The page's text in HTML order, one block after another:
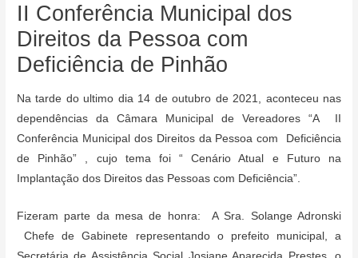
II Conferência Municipal dos
Direitos da Pessoa com
Deficiência de Pinhão
Na tarde do ultimo dia 14 de outubro de 2021, aconteceu nas
dependências da Câmara Municipal de Vereadores “A II
Conferência Municipal dos Direitos da Pessoa com Deficiência
de Pinhão” , cujo tema foi “ Cenário Atual e Futuro na
Implantação dos Direitos das Pessoas com Deficiência”.
Fizeram parte da mesa de honra: A Sra. Solange Adronski
Chefe de Gabinete representando o prefeito municipal, a